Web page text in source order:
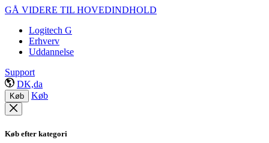
GÅ VIDERE TIL HOVEDINDHOLD
Logitech G
Erhverv
Uddannelse
Support
DK,da
Køb Køb
Køb efter kategori